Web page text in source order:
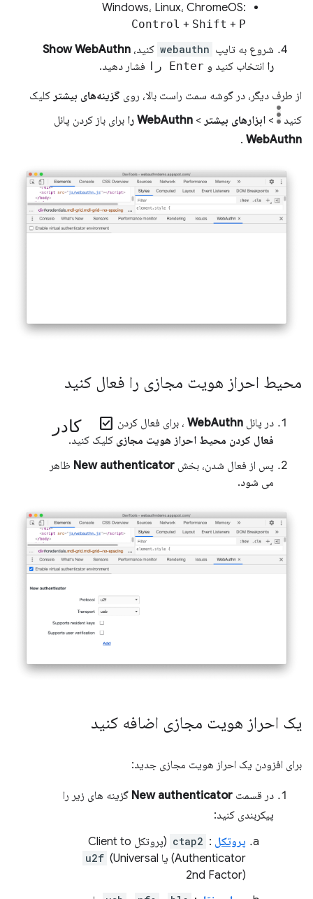
Windows، Linux، ChromeOS:
Control + Shift + P
شروع به تایپ webauthn کنید، Show WebAuthn
را انتخاب کنید و Enter را فشار دهید.
از طرف دیگر، در گوشه سمت راست بالا، روی گزینه‌های بیشتر کلیک
کنید
> ابزارهای بیشتر > WebAuthn را
برای باز کردن پانل
WebAuthn
.
محیط احراز هویت مجازی را فعال کنید
در پانل WebAuthn ، برای فعال کردن کادر check_box
فعال کردن محیط احراز هویت مجازی کلیک کنید.
پس از فعال شدن، بخش New authenticator ظاهر
می شود.
یک احراز هویت مجازی اضافه کنید
برای افزودن یک احراز هویت مجازی جدید:
در قسمت New authenticator گزینه های زیر را
پیکربندی کنید:
پروتکل :
ctap2
(پروتکل Client to
Authenticator) یا
u2f (Universal
2nd Factor)